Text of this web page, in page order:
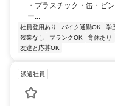
・プラスチック・缶・ビ
ー...
社員登用あり バイク通勤OK 学
残業なし
ブランクOK 育休あり
友達と応募OK
派遣社員